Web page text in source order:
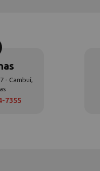
- Cambuí,
7355